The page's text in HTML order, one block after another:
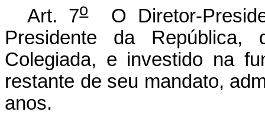
Art. 7oO Diretor-
Presidente da
Colegiada, e investido na
restante de seu mandato,
anos.